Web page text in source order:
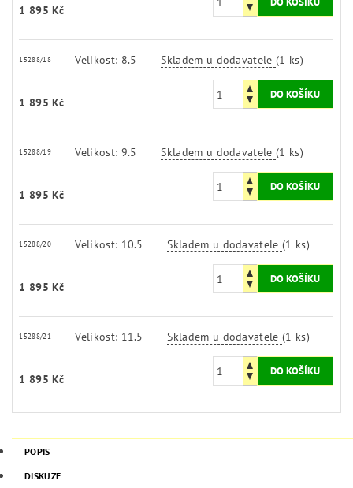
1 895 Kč
15288/18 Velikost: 8.5 Skladem u dodavatele(1 ks)
1 895 Kč
15288/19 Velikost: 9.5 Skladem u dodavatele(1 ks)
1 895 Kč
15288/20 Velikost: 10.5 Skladem u dodavatele(1 ks)
1 895 Kč
15288/21 Velikost: 11.5 Skladem u dodavatele(1 ks)
1 895 Kč
POPIS
DISKUZE